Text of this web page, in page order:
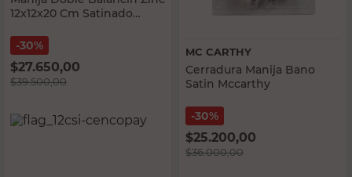
12x12x20 Cm Satinado
30%
$27.650,00
$39.500,00
MC CARTHY
Cerradura Manija Bano
Satin Mccarthy
30%
$25.200,00
$36.000,00